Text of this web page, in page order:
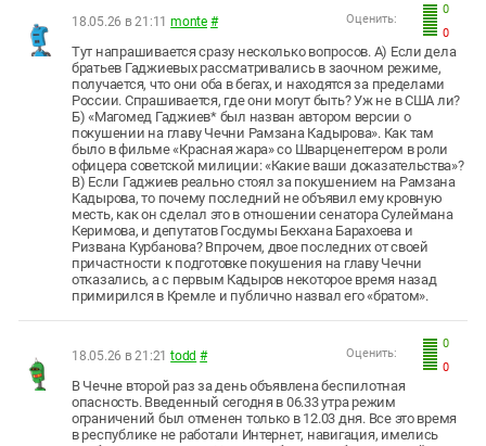
0
0
Оценить:
18.05.26 в 21:11 monte #
Тут напрашивается сразу несколько вопросов. А) Если дела
братьев Гаджиевых рассматривались в заочном режиме,
получается, что они оба в бегах, и находятся за пределами
России. Спрашивается, где они могут быть? Уж не в США ли?
Б) «Магомед Гаджиев* был назван автором версии о
покушении на главу Чечни Рамзана Кадырова». Как там
было в фильме «Красная жара» со Шварценеггером в роли
офицера советской милиции: «Какие ваши доказательства»?
В) Если Гаджиев реально стоял за покушением на Рамзана
Кадырова, то почему последний не объявил ему кровную
месть, как он сделал это в отношении сенатора Сулеймана
Керимова, и депутатов Госдумы Бекхана Барахоева и
Ризвана Курбанова? Впрочем, двое последних от своей
причастности к подготовке покушения на главу Чечни
отказались, а с первым Кадыров некоторое время назад
примирился в Кремле и публично назвал его «братом».
0
0
Оценить:
18.05.26 в 21:21 todd #
В Чечне второй раз за день объявлена беспилотная
опасность. Введенный сегодня в 06.33 утра режим
ограничений был отменен только в 12.03 дня. Все это время
в республике не работали Интернет, навигация, имелись